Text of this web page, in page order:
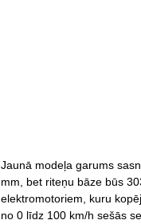
Jaunā modeļa garums
mm, bet riteņu bāze būs
elektromotoriem, kuru
no 0 līdz 100 km/h sešās